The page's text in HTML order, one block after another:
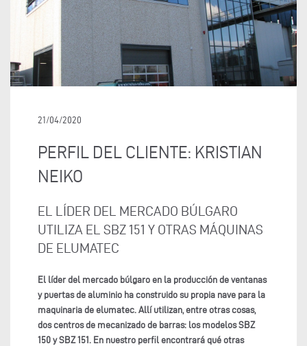
21/04/2020
PERFIL DEL CLIENTE: KRISTIAN
NEIKO
EL LÍDER DEL MERCADO BÚLGARO
UTILIZA EL SBZ 151 Y OTRAS MÁQUINAS
DE ELUMATEC
El líder del mercado búlgaro en la producción de ventanas
y puertas de aluminio ha construido su propia nave para la
maquinaria de elumatec. Allí utilizan, entre otras cosas,
dos centros de mecanizado de barras: los modelos SBZ
150 y SBZ 151. En nuestro perfil encontrará qué otras